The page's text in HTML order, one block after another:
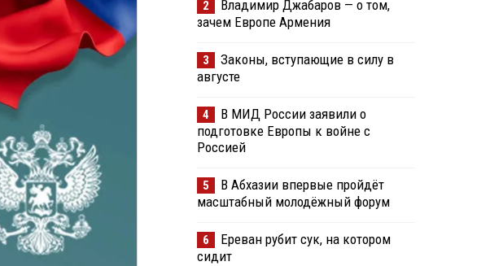
2
Владимир Джабаров — о том,
зачем Европе Армения
3
Законы, вступающие в силу в
августе
4
В МИД России заявили о
подготовке Европы к войне с
Россией
5
В Абхазии впервые пройдёт
масштабный молодёжный форум
6
Ереван рубит сук, на котором
сидит